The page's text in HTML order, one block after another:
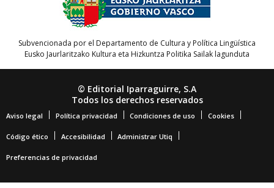
Subvencionada por el Departamento de Cultura y Política Lingüística
Eusko Jaurlaritzako Kultura eta Hizkuntza Politika Sailak lagunduta
© Editorial Iparraguirre, S.A
Todos los derechos reservados
Aviso legal Política privacidad Condiciones de uso Cookies
Código ético Accesibilidad Administrar Utiq
Preferencias de privacidad